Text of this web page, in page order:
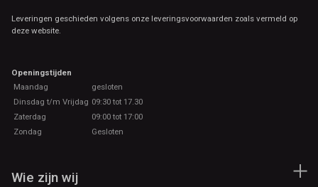
Leveringen geschieden volgens onze leveringsvoorwaarden zoals vermeld op
deze website.
Openingstijden
Maandag
gesloten
Dinsdag t/m Vrijdag 09:30 tot 17.30
Zaterdag
09:00 tot 17:00
Zondag
Gesloten
Wie zijn wij